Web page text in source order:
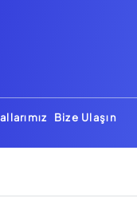
Bize Ulaşın